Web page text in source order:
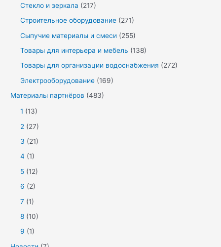
Стекло и зеркала (217)
Строительное оборудование (271)
Сыпучие материалы и смеси (255)
Товары для интерьера и мебель (138)
Товары для организации водоснабжения (272)
Электрооборудование (169)
Материалы партнёров (483)
1 (13)
2 (27)
3 (21)
4 (1)
5 (12)
6 (2)
7 (1)
8 (10)
9 (1)